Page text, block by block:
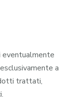
eventualmente
a
trattati,